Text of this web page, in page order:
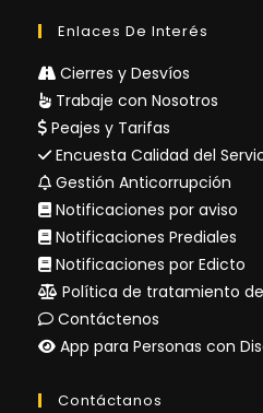
Enlaces De Interés
Cierres y Desvíos
Trabaje con Nosotros
Peajes y Tarifas
Encuesta Calidad del
Gestión Anticorrupción
Notificaciones por aviso
Notificaciones Prediales
Notificaciones por Edicto
Política de tratamiento
Contáctenos
App para Personas con
Contáctanos